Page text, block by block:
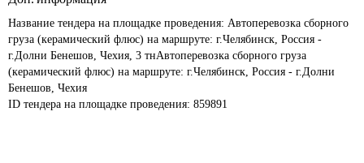
Название тендера на площадке проведения: Автоперевозка сборного
груза (керамический флюс) на маршруте: г.Челябинск, Россия -
г.Долни Бенешов, Чехия, 3 тнАвтоперевозка сборного груза
(керамический флюс) на маршруте: г.Челябинск, Россия - г.Долни
Бенешов, Чехия
ID тендера на площадке проведения: 859891